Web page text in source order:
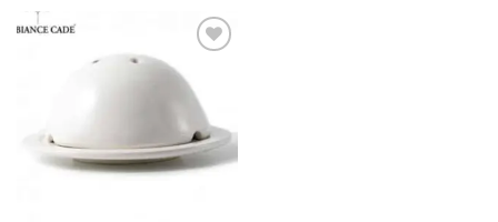
liste
d’envies